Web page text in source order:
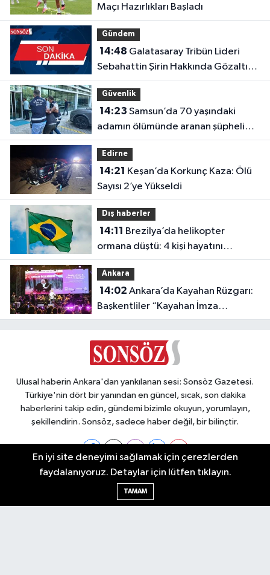
Maçı Hazırlıkları Başladı
Gündem
14:48
Sebahattin Şirin Hakkında Gözaltı
Kararı
Güvenlik
14:23
adamın ölümünde aranan şüpheli
Trabzon’da yakalandı
Edirne
14:21
Sayısı 2’ye Yükseldi
Dış haberler
14:11
ormana düştü: 4 kişi hayatını
kaybetti
Ankara
14:02
Başkentliler “Kayahan İmza
Konseri”nde Buluştu
Ulusal haberin Ankara'dan yankılanan sesi: Sonsöz Gazetesi.
Türkiye'nin dört bir yanından en güncel, sıcak, son dakika
haberlerini takip edin, gündemi bizimle okuyun, yorumlayın,
şekillendirin. Sonsöz, sadece haber değil, bir bilinçtir.
Ankara Nöbetçi Eczaneler
En iyi site deneyimi sağlamak için çerezlerden
faydalanıyoruz. Detaylar için lütfen tıklayın.
TAMAM